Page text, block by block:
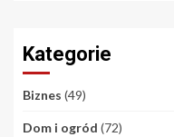
Kategorie
Biznes (49)
Dom i ogród (72)